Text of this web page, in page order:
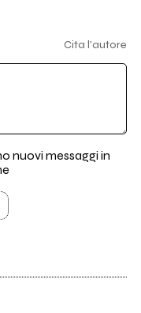
Cita l'autore
nuovi messaggi in